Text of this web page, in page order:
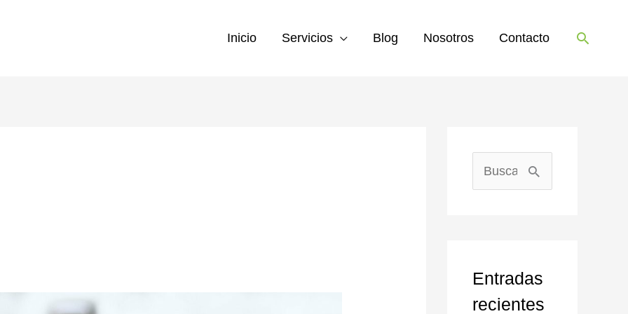
Inicio Servicios Blog Nosotros Contacto Buscar
a
r
Entradas
recientes